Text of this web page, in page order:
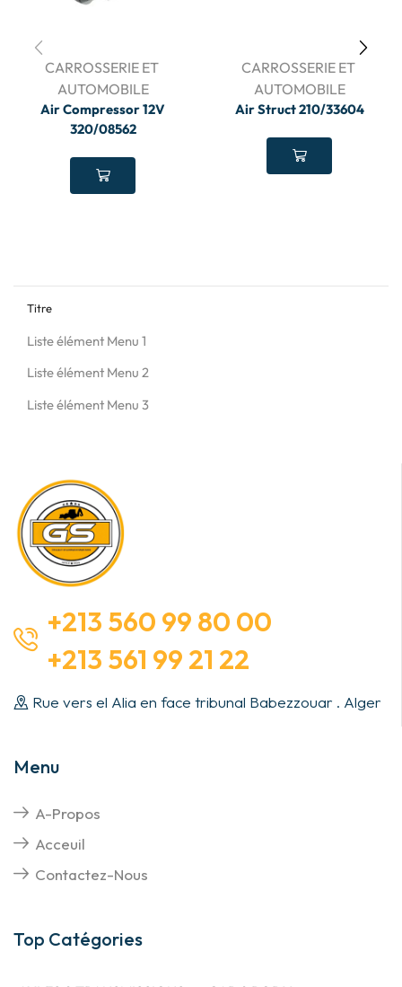
CARROSSERIE ET ​​
AUTOMOBILE
Air Compressor 12V
320/08562
CARROSSERIE ET ​​
AUTOMOBILE
Air Struct 210/33604
Titre
Liste élément Menu 1
Liste élément Menu 2
Liste élément Menu 3
+213 560 99 80 00
+213 561 99 21 22
Rue vers el Alia en face tribunal Babezzouar . Alger
Menu
A-Propos
Acceuil
Contactez-Nous
Top Catégories